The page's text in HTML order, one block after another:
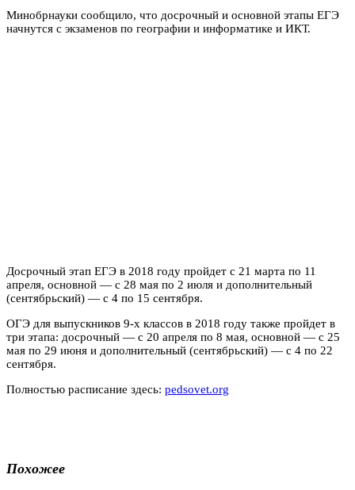
Минобрнауки сообщило, что досрочный и основной этапы ЕГЭ
начнутся с экзаменов по географии и информатике и ИКТ.
Досрочный этап ЕГЭ в 2018 году пройдет с 21 марта по 11
апреля, основной — с 28 мая по 2 июля и дополнительный
(сентябрьский) — с 4 по 15 сентября.
ОГЭ для выпускников 9-х классов в 2018 году также пройдет в
три этапа: досрочный — с 20 апреля по 8 мая, основной — с 25
мая по 29 июня и дополнительный (сентябрьский) — с 4 по 22
сентября.
Полностью расписание здесь: pedsovet.org
Похожее